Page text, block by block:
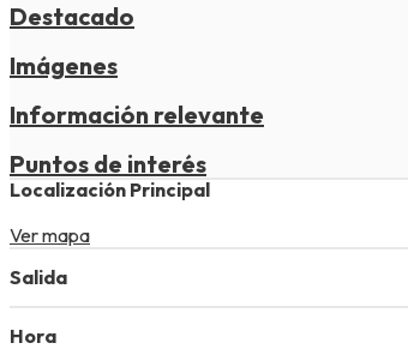
Destacado
Imágenes
Información relevante
Puntos de interés
Localización Principal
Ver mapa
Salida
Hora